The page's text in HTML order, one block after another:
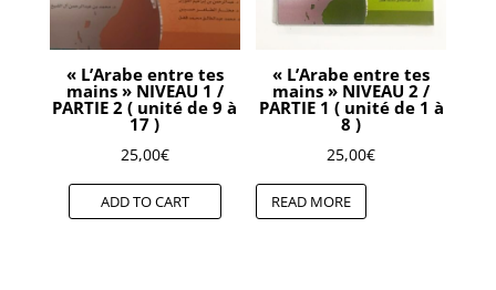
« L’Arabe entre tes
mains » NIVEAU 1 /
PARTIE 2 ( unité de 9 à
17 )
25,00€
ADD TO CART
« L’Arabe entre tes
mains » NIVEAU 2 /
PARTIE 1 ( unité de 1 à
8 )
25,00€
READ MORE